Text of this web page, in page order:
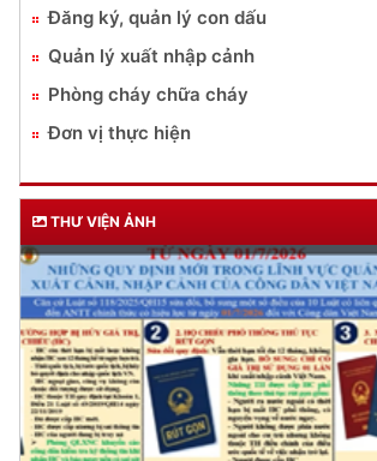
Đăng ký, quản lý con dấu
Quản lý xuất nhập cảnh
Phòng cháy chữa cháy
Đơn vị thực hiện
THƯ VIỆN ẢNH